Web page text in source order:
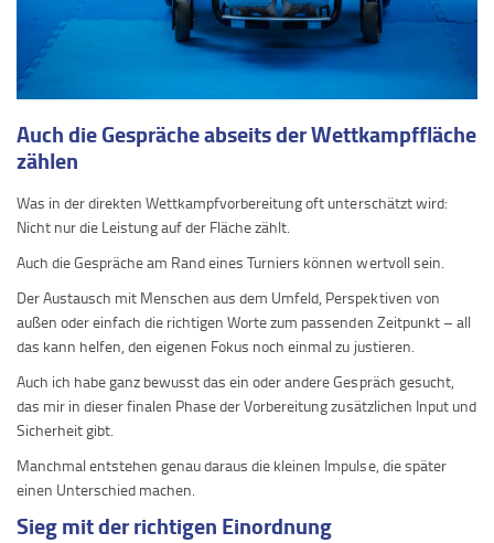
Auch die Gespräche abseits der Wettkampffläche
zählen
Was in der direkten Wettkampfvorbereitung oft unterschätzt wird:
Nicht nur die Leistung auf der Fläche zählt.
Auch die Gespräche am Rand eines Turniers können wertvoll sein.
Der Austausch mit Menschen aus dem Umfeld, Perspektiven von
außen oder einfach die richtigen Worte zum passenden Zeitpunkt – all
das kann helfen, den eigenen Fokus noch einmal zu justieren.
Auch ich habe ganz bewusst das ein oder andere Gespräch gesucht,
das mir in dieser finalen Phase der Vorbereitung zusätzlichen Input und
Sicherheit gibt.
Manchmal entstehen genau daraus die kleinen Impulse, die später
einen Unterschied machen.
Sieg mit der richtigen Einordnung